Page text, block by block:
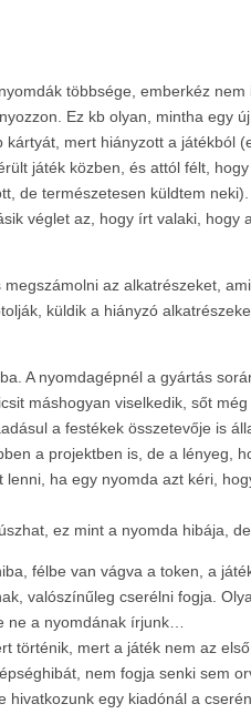
többsége, emberkéz
Ez kb olyan, mintha egy
mert hiányzott a játékból
játék közben, és attól félt,
de természetesen küldtem
véglet az, hogy írt valaki,
az alkatrészeket,
küldik a hiányzó
A nyomdagépnél a gyártás
máshogyan viselkedik, sőt
a festékek összetevője is
a projektben is, de a lényeg,
ha egy nyomda azt kéri,
ez mint a nyomda hibája,
félbe van vágva a token, a
valószínűleg cserélni fogja.
ne a nyomdának írjunk…
mert a játék nem az
nem fogja senki sem
hivatkozunk egy kiadónál a